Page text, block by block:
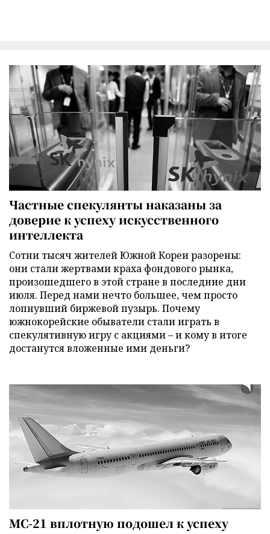
Частные спекулянты наказаны за
доверие к успеху искусственного
интеллекта
Сотни тысяч жителей Южной Кореи разорены:
они стали жертвами краха фондового рынка,
произошедшего в этой стране в последние дни
июля. Перед нами нечто большее, чем просто
лопнувший биржевой пузырь. Почему
южнокорейские обыватели стали играть в
спекулятивную игру с акциями – и кому в итоге
достанутся вложенные ими деньги?
МС-21 вплотную подошел к успеху